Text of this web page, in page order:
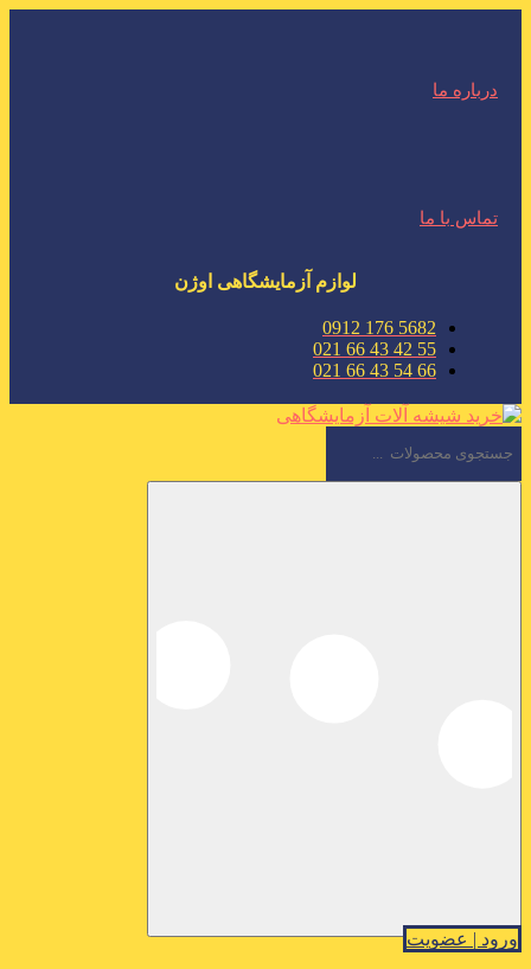
درباره ما
تماس با ما
لوازم آزمایشگاهی اوژن
5682 176 0912
55 42 43 66 021
66 54 43 66 021
ورود | عضویت